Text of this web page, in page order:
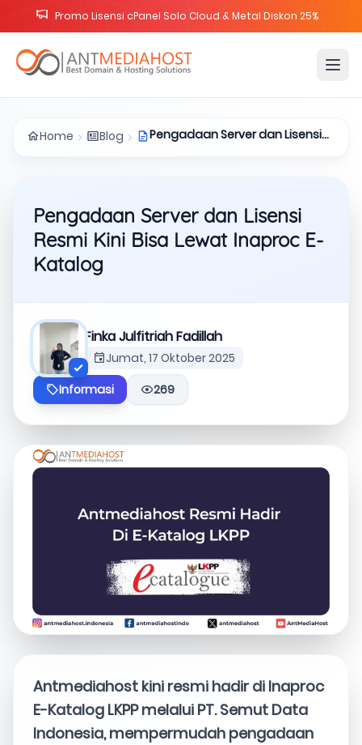
Promo Lisensi cPanel Solo Cloud & Metal Diskon 25%
Home Blog
Pengadaan Server dan Lisensi
Pengadaan Server dan Lisensi
Resmi Kini Bisa Lewat Inaproc E-
Katalog
Finka Julfitriah Fadillah
Jumat, 17 Oktober 2025
Informasi
269
Antmediahost kini resmi hadir di Inaproc
E-Katalog LKPP melalui PT. Semut Data
Indonesia, mempermudah pengadaan